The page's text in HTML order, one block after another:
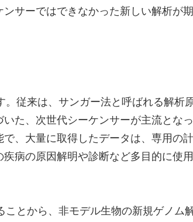
サーではできなかった新しい解析が
従来は、サンガー法と呼ばれる解析
た、次世代シーケンサーが主流とな
、大量に取得したデータは、専用の
病の原因解明や診断など多目的に使
とから、非モデル生物の新規ゲノム